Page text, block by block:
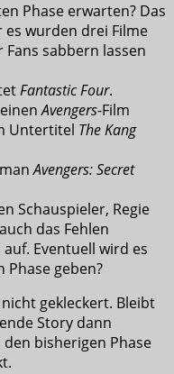
Phase erwarten? Das
wurden drei Filme
sabbern lassen
Fantastic Four.
einenAvengers-Film
Untertitel The Kang
Avengers: Secret
Schauspieler, Regie
das Fehlen
Eventuell wird es
Phase geben?
gekleckert. Bleibt
Story dann
bisherigen Phase